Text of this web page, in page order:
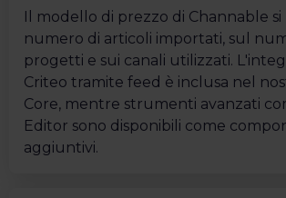
Il modello di prezzo di Channable si
numero di articoli importati, sul
progetti e sui canali utilizzati.
Criteo tramite feed è inclusa nel
Core, mentre strumenti avanzati
Editor sono disponibili come
aggiuntivi.